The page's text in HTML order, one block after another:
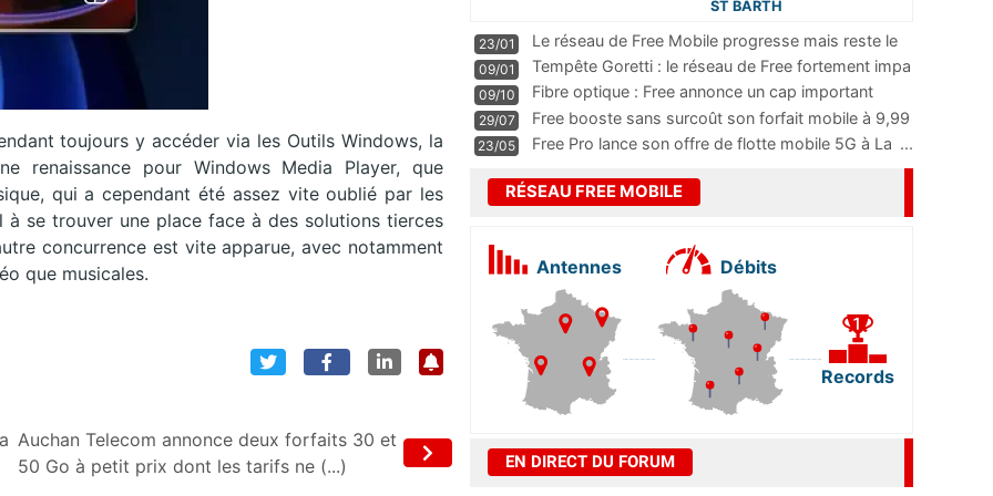
toujours y accéder via les Outils Windows, la
renaissance pour Windows Media Player, que
qui a cependant été assez vite oublié par les
se trouver une place face à des solutions tierces
concurrence est vite apparue, avec notamment
que musicales.
Auchan Telecom annonce deux forfaits 30 et
50 Go à petit prix dont les tarifs ne (...)
ST BARTH
23/01
Le réseau de Free Mobile progresse mais reste le
m
...
09/01
Tempête Goretti : le réseau de Free fortement impa
09/10
Fibre optique : Free annonce un cap important
pass
...
29/07
Free booste sans surcoût son forfait mobile à 9,99
23/05 Free Pro lance son offre de flotte mobile 5G à La ...
RÉSEAU FREE MOBILE
Antennes Débits
Records
EN DIRECT DU FORUM